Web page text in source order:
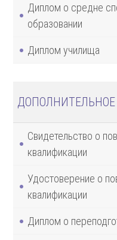
Диплом о средне
образовании
Диплом училища
ДОПОЛНИТЕЛЬНОЕ
Свидетельство о
квалификации
Удостоверение о
квалификации
Диплом о